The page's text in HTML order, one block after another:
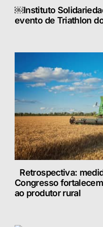
￼Instituto
evento de Triathlon
Retrospectiva:
Congresso
ao produtor rural